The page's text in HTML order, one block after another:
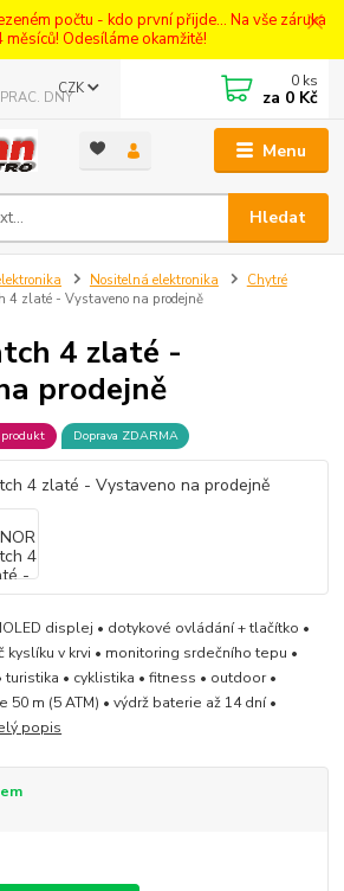
počtu - kdo první přijde... Na vše záruka
měsíců! Odesíláme okamžitě!
Menu
CZK
Hledat
DNY
0 ks
za 0 Kč
Nositelná elektronika
Chytré
4 zlaté - Vystaveno na prodejně
4 zlaté -
prodejně
Doprava ZDARMA
displej • dotykové ovládání + tlačítko •
kyslíku v krvi • monitoring srdečního tepu •
• cyklistika • fitness • outdoor •
m (5 ATM) • výdrž baterie až 14 dní •
popis